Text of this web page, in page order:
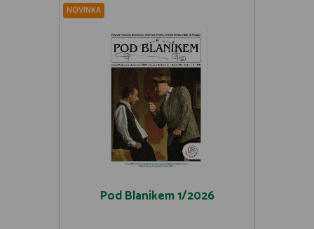
NOVINKA
Pod Blaníkem 1/2026